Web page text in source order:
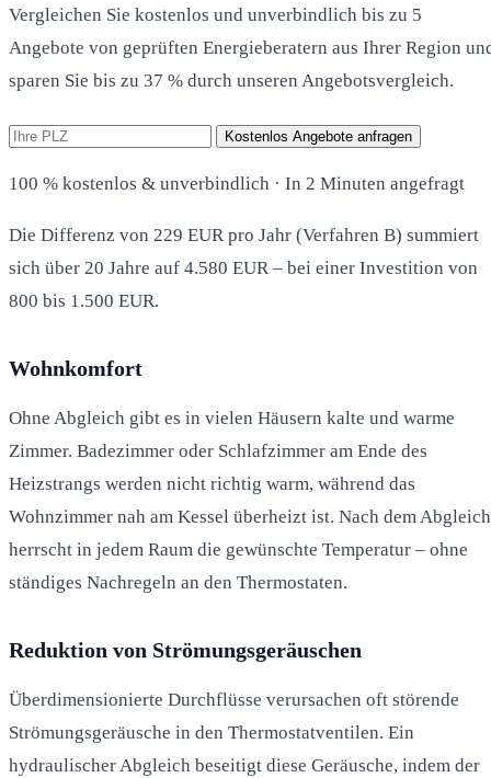
Vergleichen Sie kostenlos und unverbindlich bis zu 5
Angebote von geprüften Energieberatern aus Ihrer Region
sparen Sie bis zu 37 % durch unseren Angebotsvergleich.
Kostenlos Angebote anfragen
100 % kostenlos & unverbindlich · In 2 Minuten angefragt
Die Differenz von 229 EUR pro Jahr (Verfahren B) summiert
sich über 20 Jahre auf 4.580 EUR – bei einer Investition von
800 bis 1.500 EUR.
Wohnkomfort
Ohne Abgleich gibt es in vielen Häusern kalte und warme
Zimmer. Badezimmer oder Schlafzimmer am Ende des
Heizstrangs werden nicht richtig warm, während das
Wohnzimmer nah am Kessel überheizt ist. Nach dem Abgleich
herrscht in jedem Raum die gewünschte Temperatur – ohne
ständiges Nachregeln an den Thermostaten.
Reduktion von Strömungsgeräuschen
Überdimensionierte Durchflüsse verursachen oft störende
Strömungsgeräusche in den Thermostatventilen. Ein
hydraulischer Abgleich beseitigt diese Geräusche, indem der